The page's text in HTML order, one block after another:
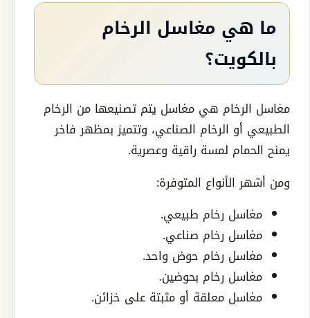
ما هي مغاسل الرخام
بالكويت؟
مغاسل الرخام هي مغاسل يتم تصنيعها من الرخام
الطبيعي أو الرخام الصناعي، وتتميز بمظهر فاخر
يمنح الحمام لمسة راقية وعصرية.
ومن أشهر الأنواع المتوفرة:
مغاسل رخام طبيعي.
مغاسل رخام صناعي.
مغاسل رخام حوض واحد.
مغاسل رخام بحوضين.
مغاسل معلقة أو مثبتة على خزائن.